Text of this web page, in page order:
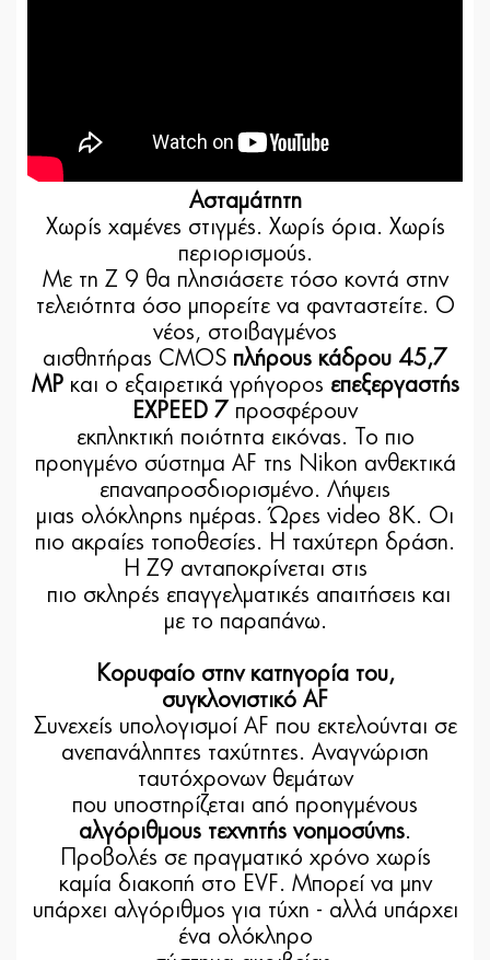
Ασταμάτητη
Χωρίς χαμένες στιγμές. Χωρίς όρια. Χωρίς
περιορισμούς.
Με τη Z 9 θα πλησιάσετε τόσο κοντά στην
τελειότητα όσο μπορείτε να φανταστείτε. Ο
νέος, στοιβαγμένος
αισθητήρας CMOS πλήρους κάδρου 45,7
MPκαι ο εξαιρετικά γρήγορος επεξεργαστής
EXPEED 7 προσφέρουν
εκπληκτική ποιότητα εικόνας. Το πιο
προηγμένο σύστημα AF της Nikon ανθεκτικά
επαναπροσδιορισμένο. Λήψεις
μιας ολόκληρης ημέρας. Ώρες video 8K. Οι
πιο ακραίες τοποθεσίες. Η ταχύτερη δράση.
H Z9 ανταποκρίνεται στις
πιο σκληρές επαγγελματικές απαιτήσεις και
με το παραπάνω.
Κορυφαίο στην κατηγορία του,
συγκλονιστικό AF
Συνεχείς υπολογισμοί AF που εκτελούνται σε
ανεπανάληπτες ταχύτητες. Αναγνώριση
ταυτόχρονων θεμάτων
που υποστηρίζεται από προηγμένους
αλγόριθμους τεχνητής νοημοσύνης.
Προβολές σε πραγματικό χρόνο χωρίς
καμία διακοπή στο EVF. Μπορεί να μην
υπάρχει αλγόριθμος για τύχη - αλλά υπάρχει
ένα ολόκληρο